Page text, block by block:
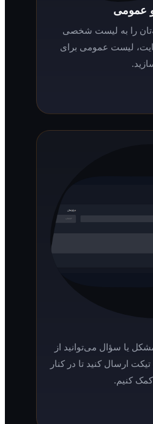
لیست شخصی
عمومی برای
می‌توانید از
تا در کنار